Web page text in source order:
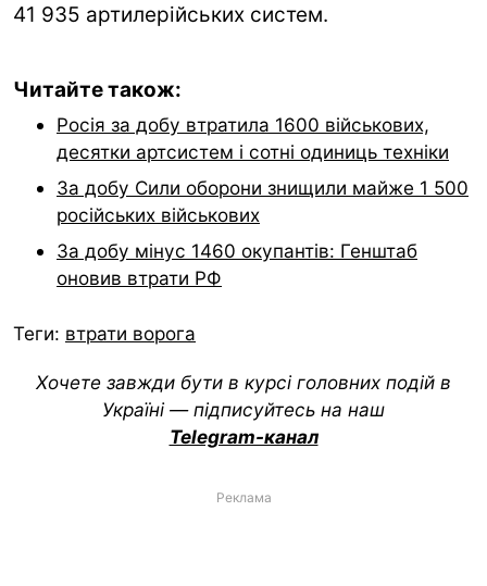
41 935 артилерійських систем.
Читайте також:
Росія за добу втратила 1600 військових,
десятки артсистем і сотні одиниць техніки
За добу Сили оборони знищили майже 1 500
російських військових
За добу мінус 1460 окупантів: Генштаб
оновив втрати РФ
Теги: втрати ворога
Хочете завжди бути в курсі головних подій в
Україні — підписуйтесь на наш
Telegram-канал
Реклама